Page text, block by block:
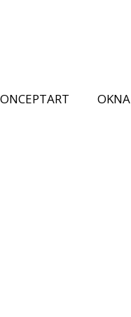
OKNA